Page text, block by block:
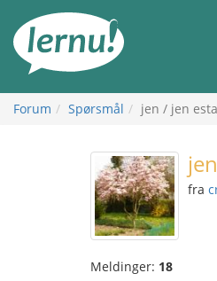
innholdet
Forum Spørsmål jen / jen
fra
Meldinger: 18